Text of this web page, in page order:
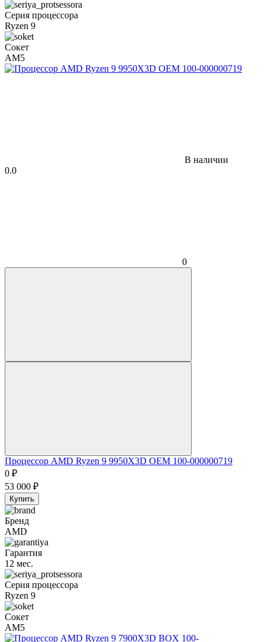
Серия процессора
Ryzen 9
Сокет
AM5
В наличии
0.0
0
Процессор AMD Ryzen 9 9950X3D OEM 100-000000719
0 ₽
53 000 ₽
Купить
Бренд
AMD
Гарантия
12 мес.
Серия процессора
Ryzen 9
Сокет
AM5